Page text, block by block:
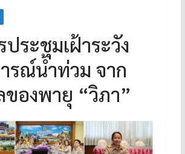
ประชุมเฝ้าระวัง
รณ์น้ำท่วม จาก
องพายุ “วิภา”